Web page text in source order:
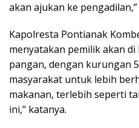
akan ajukan ke
Kapolresta Pontianak
menyatakan pemilik akan
pangan, dengan kurungan 5
masyarakat untuk lebih
makanan, terlebih seperti
ini,’’ katanya.